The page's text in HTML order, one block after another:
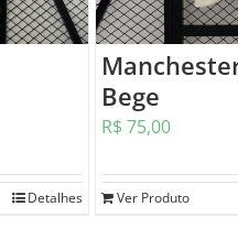
Detalhes
Bege
R$ 75,00
Ver Produto